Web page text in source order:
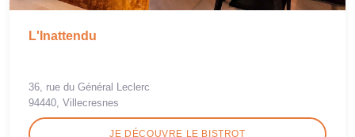
L'Inattendu
36, rue du Général Leclerc
94440, Villecresnes
JE DÉCOUVRE LE BISTROT